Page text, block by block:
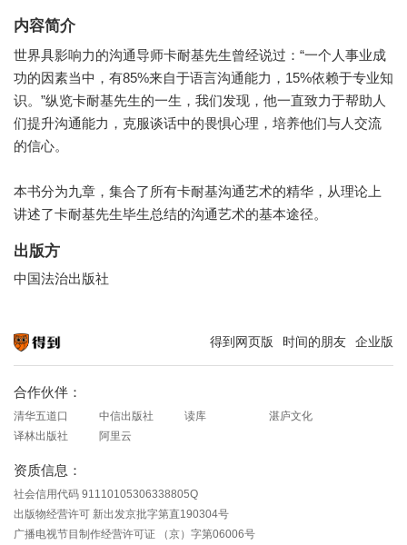
内容简介
世界具影响力的沟通导师卡耐基先生曾经说过：“一个人事业成
功的因素当中，有85%来自于语言沟通能力，15%依赖于专业知
识。”纵览卡耐基先生的一生，我们发现，他一直致力于帮助人
们提升沟通能力，克服谈话中的畏惧心理，培养他们与人交流
的信心。
本书分为九章，集合了所有卡耐基沟通艺术的精华，从理论上
讲述了卡耐基先生毕生总结的沟通艺术的基本途径。
出版方
中国法治出版社
得到网页版 时间的朋友 企业版
合作伙伴：
清华五道口 中信出版社 读库
湛庐文化
译林出版社
阿里云
资质信息：
社会信用代码 91110105306338805Q
出版物经营许可 新出发京批字第直190304号
广播电视节目制作经营许可证 （京）字第06006号